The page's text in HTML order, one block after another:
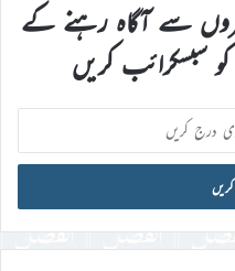
سے آگاہ رہنے کے
سبسکرائب کریں